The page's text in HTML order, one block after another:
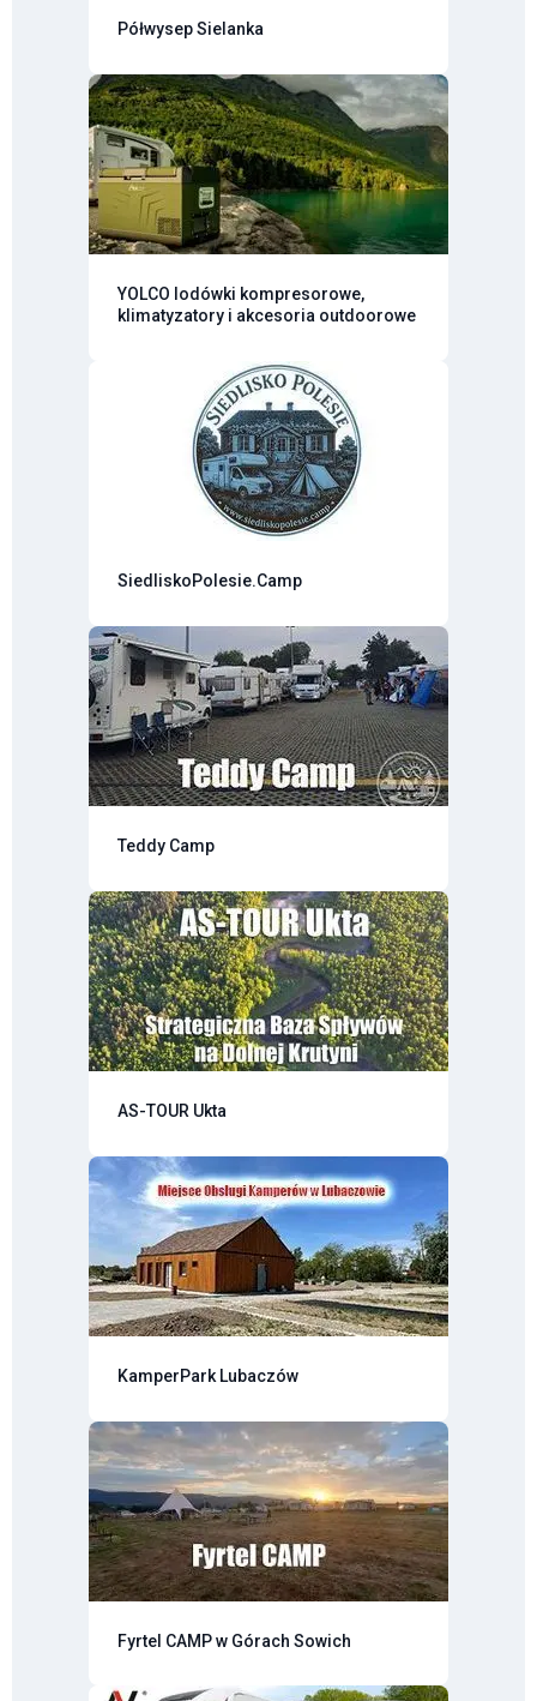
Półwysep Sielanka
YOLCO lodówki kompresorowe,
klimatyzatory i akcesoria outdoorowe
SiedliskoPolesie.Camp
Teddy Camp
AS-TOUR Ukta
KamperPark Lubaczów
Fyrtel CAMP w Górach Sowich